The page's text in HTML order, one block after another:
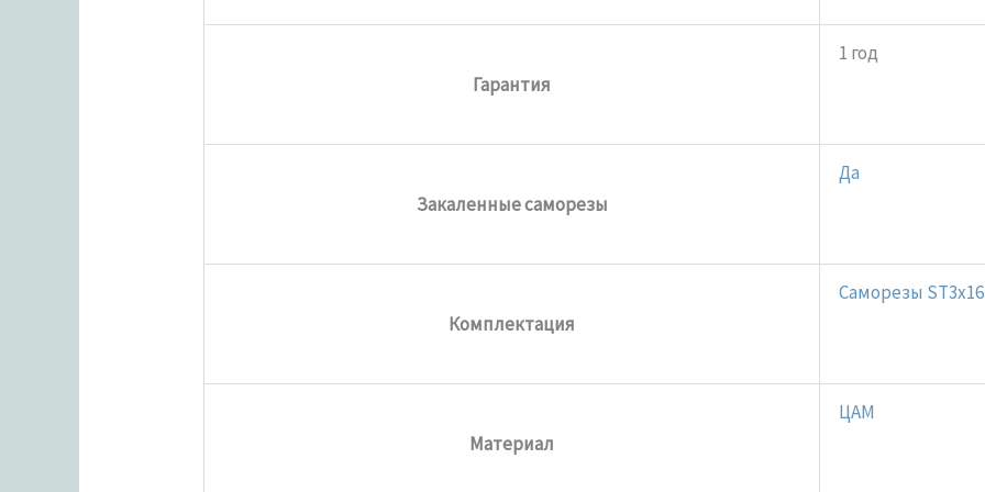
Гарантия
1 год
Закаленные саморезы
Да
Комплектация
Саморезы
Материал
ЦАМ